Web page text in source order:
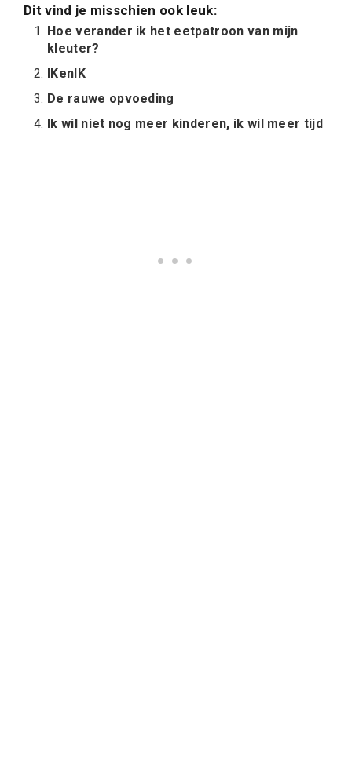
Dit vind je misschien ook leuk:
Hoe verander ik het eetpatroon van mijn
kleuter?
IKenIK
De rauwe opvoeding
Ik wil niet nog meer kinderen, ik wil meer tijd